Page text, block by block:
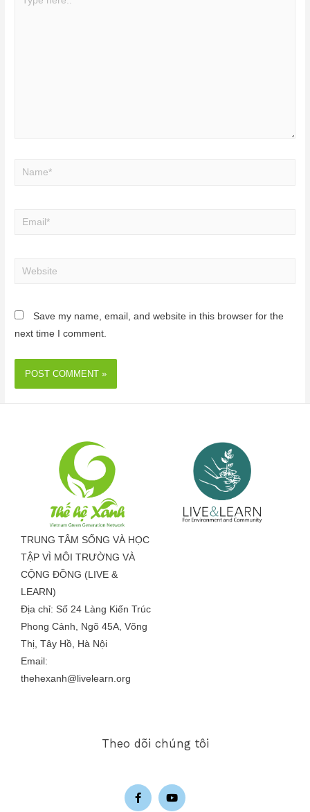
Save my name, email, and website in this browser for the
next time I comment.
TRUNG TÂM SỐNG VÀ HỌC
TẬP VÌ MÔI TRƯỜNG VÀ
CỘNG ĐỒNG (LIVE &
LEARN)
Địa chỉ: Số 24 Làng Kiến Trúc
Phong Cảnh, Ngõ 45A, Võng
Thị, Tây Hồ, Hà Nội
Email:
thehexanh@livelearn.org
Theo dõi chúng tôi